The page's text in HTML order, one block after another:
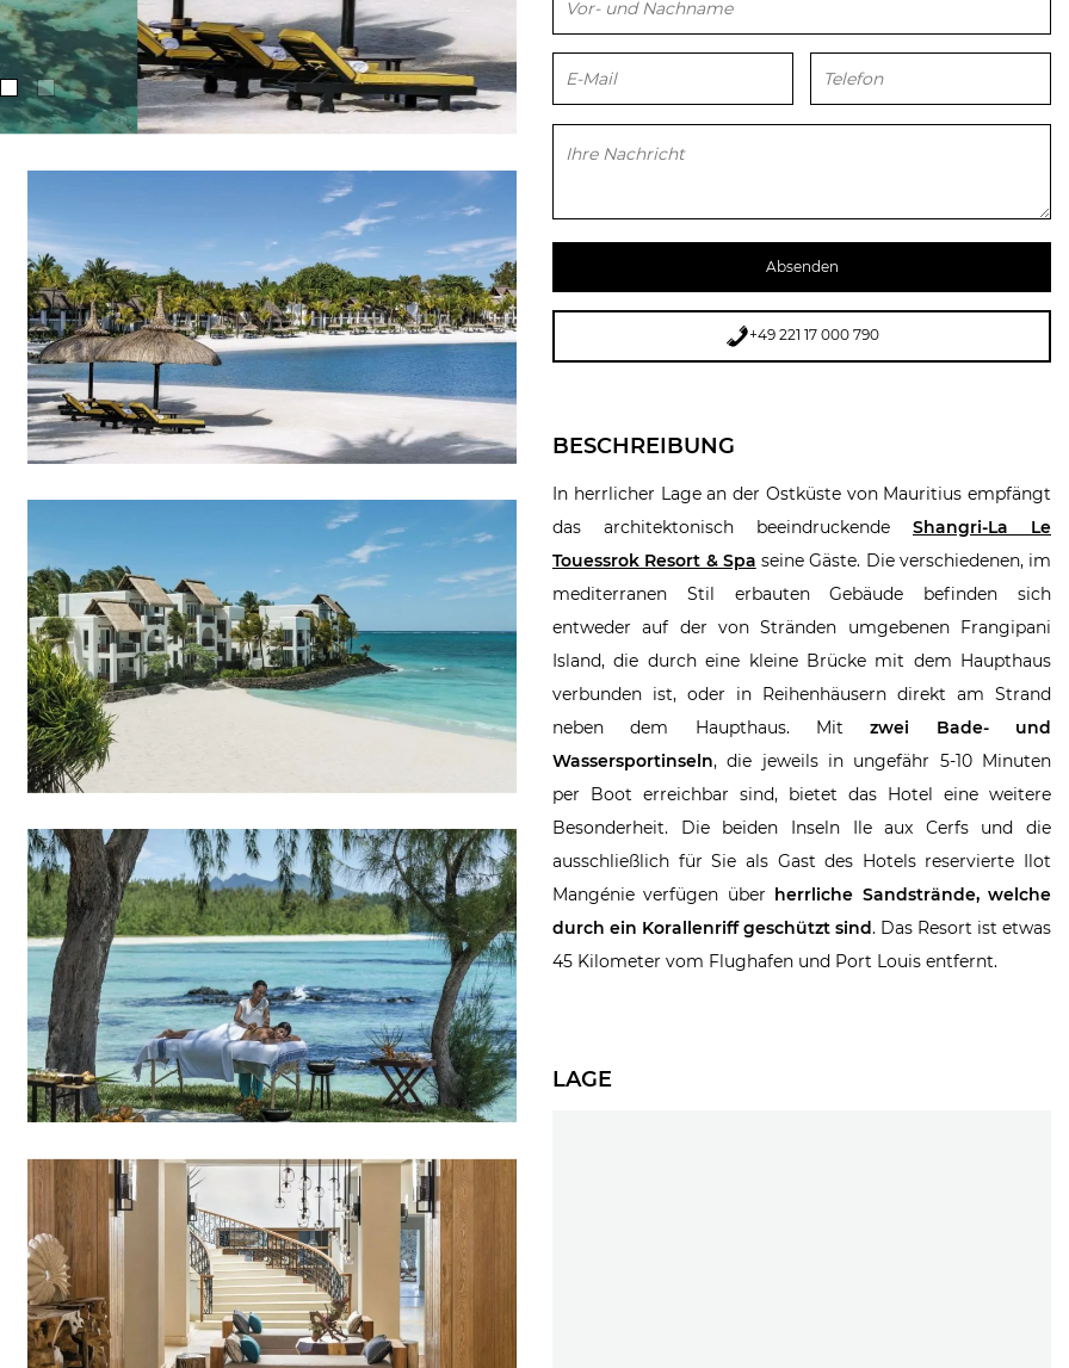
+49 221 17 000 790
BESCHREIBUNG
In herrlicher Lage an der Ostküste von Mauritius empfängt
das architektonisch beeindruckende Shangri-La Le
Touessrok Resort & Spa seine Gäste. Die verschiedenen, im
mediterranen Stil erbauten Gebäude befinden sich
entweder auf der von Stränden umgebenen Frangipani
Island, die durch eine kleine Brücke mit dem Haupthaus
verbunden ist, oder in Reihenhäusern direkt am Strand
neben dem Haupthaus. Mitzwei Bade- und
Wassersportinseln, die jeweils in ungefähr 5-10 Minuten
per Boot erreichbar sind, bietet das Hotel eine weitere
Besonderheit. Die beiden Inseln Ile aux Cerfs und die
ausschließlich für Sie als Gast des Hotels reservierte Ilot
Mangénie verfügen über herrliche Sandstrände, welche
durch ein Korallenriff geschützt sind. Das Resort ist etwas
45 Kilometer vom Flughafen und Port Louis entfernt.
LAGE